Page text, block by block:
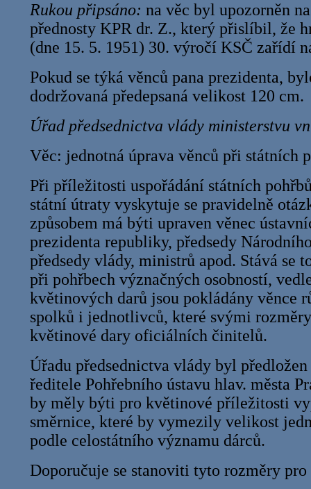
Rukou připsáno: na věc byl upozorněn
přednosty KPR dr. Z., který přislíbil, že
(dne 15. 5. 1951) 30. výročí KSČ zařídí
Pokud se týká věnců pana prezidenta,
dodržovaná předepsaná velikost 120 cm.
Úřad předsednictva vlády ministerstvu
Věc: jednotná úprava věnců při státních
Při příležitosti uspořádání státních
státní útraty vyskytuje se pravidelně
způsobem má býti upraven věnec
prezidenta republiky, předsedy
předsedy vlády, ministrů apod. Stává se
při pohřbech význačných osobností,
květinových darů jsou pokládány věnce
spolků i jednotlivců, které svými
květinové dary oficiálních činitelů.
Úřadu předsednictva vlády byl
ředitele Pohřebního ústavu hlav. města
by měly býti pro květinové příležitosti
směrnice, které by vymezily velikost
podle celostátního významu dárců.
Doporučuje se stanoviti tyto rozměry pro